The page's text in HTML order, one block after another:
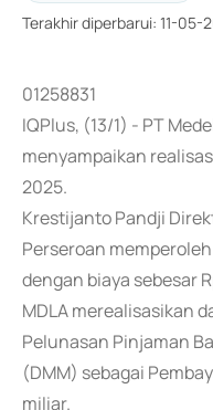
Terakhir diperbarui: 11-05-
01258831
IQPlus, (13/1) - PT
menyampaikan
2025.
Krestijanto Pandji
Perseroan
dengan biaya sebesar
MDLA merealisasikan
Pelunasan Pinjaman
(DMM) sebagai
miliar.